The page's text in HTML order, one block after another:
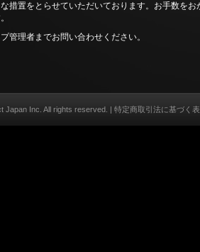
措置をとらせていただいております。お手数をお
管理者までお問い合わせください。
Japan Inc. All rights reserved. | 特定商取引法に基づく